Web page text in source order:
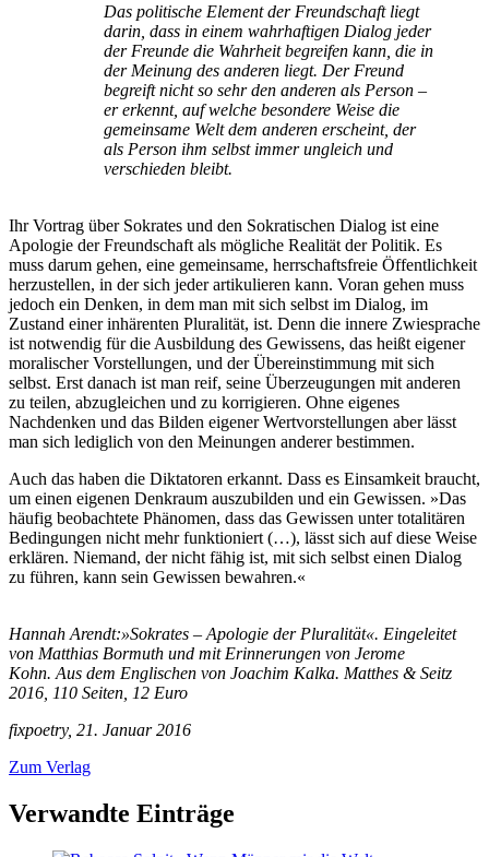
Das politische Element der Freundschaft liegt
darin, dass in einem wahrhaftigen Dialog jeder
der Freunde die Wahrheit begreifen kann, die in
der Meinung des anderen liegt. Der Freund
begreift nicht so sehr den anderen als Person –
er erkennt, auf welche besondere Weise die
gemeinsame Welt dem anderen erscheint, der
als Person ihm selbst immer ungleich und
verschieden bleibt.
Ihr Vortrag über Sokrates und den Sokratischen Dialog ist eine
Apologie der Freundschaft als mögliche Realität der Politik. Es
muss darum gehen, eine gemeinsame, herrschaftsfreie Öffentlichkeit
herzustellen, in der sich jeder artikulieren kann. Voran gehen muss
jedoch ein Denken, in dem man mit sich selbst im Dialog, im
Zustand einer inhärenten Pluralität, ist. Denn die innere Zwiesprache
ist notwendig für die Ausbildung des Gewissens, das heißt eigener
moralischer Vorstellungen, und der Übereinstimmung mit sich
selbst. Erst danach ist man reif, seine Überzeugungen mit anderen
zu teilen, abzugleichen und zu korrigieren. Ohne eigenes
Nachdenken und das Bilden eigener Wertvorstellungen aber lässt
man sich lediglich von den Meinungen anderer bestimmen.
Auch das haben die Diktatoren erkannt. Dass es Einsamkeit braucht,
um einen eigenen Denkraum auszubilden und ein Gewissen. »Das
häufig beobachtete Phänomen, dass das Gewissen unter totalitären
Bedingungen nicht mehr funktioniert (…), lässt sich auf diese Weise
erklären. Niemand, der nicht fähig ist, mit sich selbst einen Dialog
zu führen, kann sein Gewissen bewahren.«
Hannah Arendt:»Sokrates – Apologie der Pluralität«. Eingeleitet
von Matthias Bormuth und mit Erinnerungen von Jerome
Kohn. Aus dem Englischen von Joachim Kalka. Matthes & Seitz
2016, 110 Seiten, 12 Euro
fixpoetry, 21. Januar 2016
Zum Verlag
Verwandte Einträge